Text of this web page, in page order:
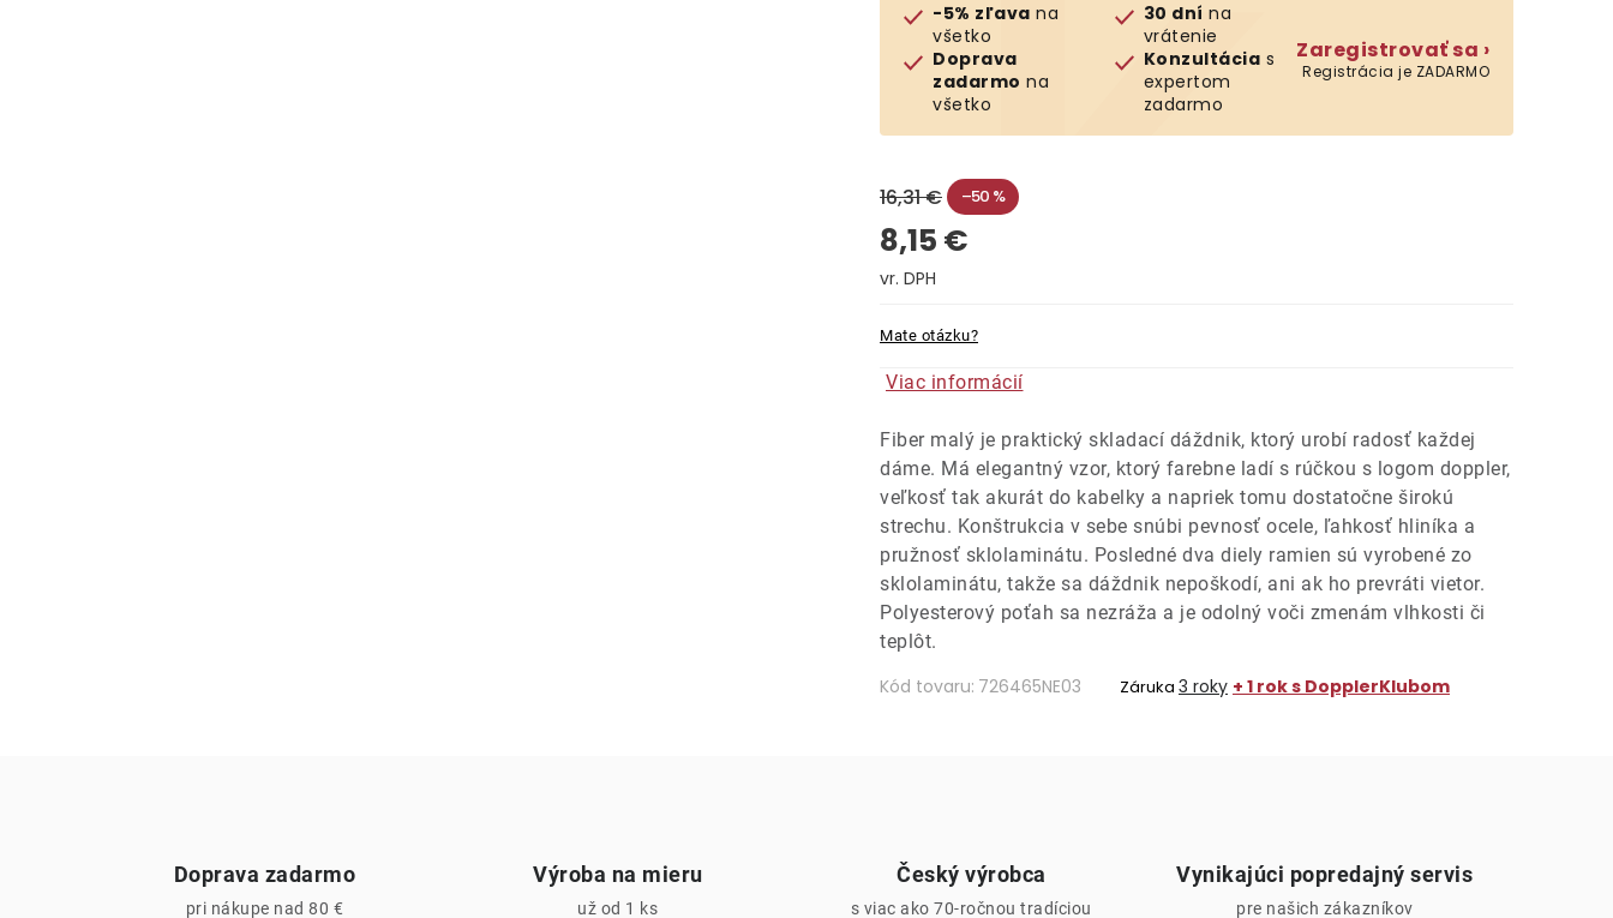
-5% zľava na
všetko
Doprava
zadarmo na
všetko
30 dní na
vrátenie
Konzultácia s
expertom
zadarmo
Zaregistrovať sa ›
Registrácia je ZADARMO
16,31 € –50 %
8,15 €
Mate otázku?
Viac informácií
Fiber malý je praktický skladací dáždnik, ktorý urobí radosť každej
dáme. Má elegantný vzor, ktorý farebne ladí s rúčkou s logom doppler,
veľkosť tak akurát do kabelky a napriek tomu dostatočne širokú
strechu. Konštrukcia v sebe snúbi pevnosť ocele, ľahkosť hliníka a
pružnosť sklolaminátu. Posledné dva diely ramien sú vyrobené zo
sklolaminátu, takže sa dáždnik nepoškodí, ani ak ho prevráti vietor.
Polyesterový poťah sa nezráža a je odolný voči zmenám vlhkosti či
teplôt.
Kód tovaru: 726465NE03 Záruka 3 roky + 1 rok s DopplerKlubom
Doprava zadarmo
pri nákupe nad 80 €
Výroba na mieru
už od 1 ks
Český výrobca
s viac ako 70-ročnou tradíciou
Vynikajúci popredajný servis
pre našich zákazníkov